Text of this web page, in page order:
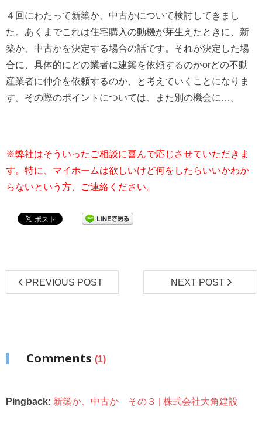
４回にわたって新築か、中古かについて検討してきまし
た。あくまでこれは住宅購入の動機が芽生えたときに、新
築か、中古かを決定する場合の話です。それが決定した場
合に、具体的にどの業者に建築を依頼するのかorどの不動
産業者に仲介を依頼するのか、と考えていくことになりま
す。その際のポイントについては、また別の機会に…。
※弊社はそういったご相談に喜んで応じさせていただきま
す。特に、マイホームは欲しいけど何をしたらいいかわか
らないという方、ご連絡ください。
PREVIOUS POST NEXT POST
Comments (1)
Pingback: 新築か、中古か その３ | 株式会社大角建設